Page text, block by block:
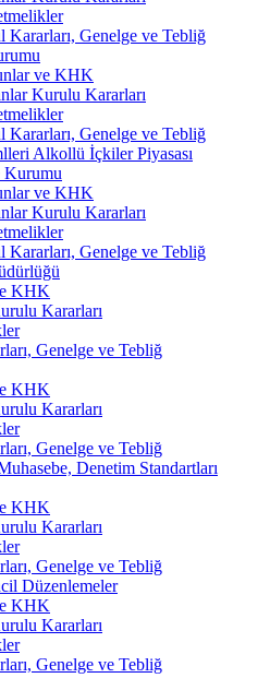
Kararları, Genelge ve Tebliğ
ve KHK
Kurulu Kararları
Kararları, Genelge ve Tebliğ
Alkollü İçkiler Piyasası
Kurumu
ve KHK
Kurulu Kararları
Kararları, Genelge ve Tebliğ
KHK
Kararları
Genelge ve Tebliğ
KHK
Kararları
Genelge ve Tebliğ
Denetim Standartları
KHK
Kararları
Genelge ve Tebliğ
Düzenlemeler
KHK
Kararları
Genelge ve Tebliğ